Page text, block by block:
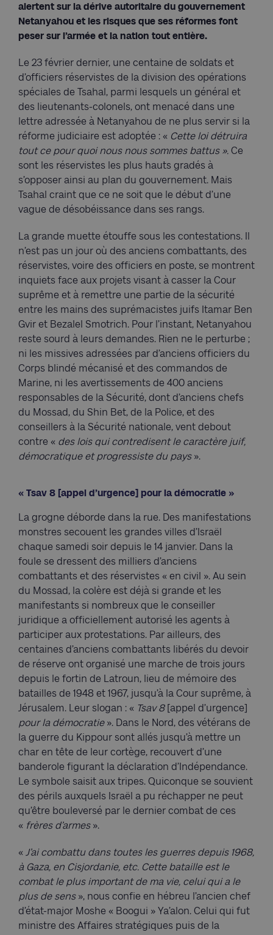
alertent sur la dérive autoritaire du gouvernement
Netanyahou et les risques que ses réformes font
peser sur l’armée et la nation tout entière.
Le 23 février dernier, une centaine de soldats et
d’officiers réservistes de la division des opérations
spéciales de Tsahal, parmi lesquels un général et
des lieutenants-colonels, ont menacé dans une
lettre adressée à Netanyahou de ne plus servir si la
réforme judiciaire est adoptée : « Cette loi détruira
tout ce pour quoi nous nous sommes battus ». Ce
sont les réservistes les plus hauts gradés à
s’opposer ainsi au plan du gouvernement. Mais
Tsahal craint que ce ne soit que le début d’une
vague de désobéissance dans ses rangs.
La grande muette étouffe sous les contestations. Il
n’est pas un jour où des anciens combattants, des
réservistes, voire des officiers en poste, se montrent
inquiets face aux projets visant à casser la Cour
suprême et à remettre une partie de la sécurité
entre les mains des suprémacistes juifs Itamar Ben
Gvir et Bezalel Smotrich. Pour l’instant, Netanyahou
reste sourd à leurs demandes. Rien ne le perturbe ;
ni les missives adressées par d’anciens officiers du
Corps blindé mécanisé et des commandos de
Marine, ni les avertissements de 400 anciens
responsables de la Sécurité, dont d’anciens chefs
du Mossad, du Shin Bet, de la Police, et des
conseillers à la Sécurité nationale, vent debout
contre « des lois qui contredisent le caractère juif,
démocratique et progressiste du pays».
« Tsav 8 [appel d’urgence] pour la démocratie »
La grogne déborde dans la rue. Des manifestations
monstres secouent les grandes villes d’Israël
chaque samedi soir depuis le 14 janvier. Dans la
foule se dressent des milliers d’anciens
combattants et des réservistes « en civil ». Au sein
du Mossad, la colère est déjà si grande et les
manifestants si nombreux que le conseiller
juridique a officiellement autorisé les agents à
participer aux protestations. Par ailleurs, des
centaines d’anciens combattants libérés du devoir
de réserve ont organisé une marche de trois jours
depuis le fortin de Latroun, lieu de mémoire des
batailles de 1948 et 1967, jusqu’à la Cour suprême, à
Jérusalem. Leur slogan : « Tsav 8[appel d’urgence]
pour la démocratie». Dans le Nord, des vétérans de
la guerre du Kippour sont allés jusqu’à mettre un
char en tête de leur cortège, recouvert d’une
banderole figurant la déclaration d’Indépendance.
Le symbole saisit aux tripes. Quiconque se souvient
des périls auxquels Israël a pu réchapper ne peut
qu’être bouleversé par le dernier combat de ces
« frères d’armes».
« J’ai combattu dans toutes les guerres depuis 1968,
à Gaza, en Cisjordanie, etc. Cette bataille est le
combat le plus important de ma vie, celui qui a le
plus de sens», nous confie en hébreu l’ancien chef
d’état-major Moshe « Boogui » Ya’alon. Celui qui fut
ministre des Affaires stratégiques puis de la